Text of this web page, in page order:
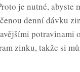
je nutné, abyste
denní dávku
potravinami
zinku, takže si